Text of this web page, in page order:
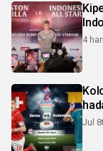
4
Jul